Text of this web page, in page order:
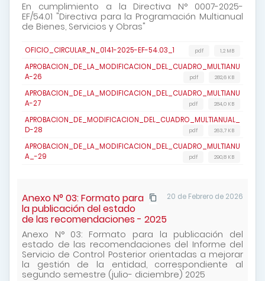
En cumplimiento a la Directiva N° 0007-2025-
EF/54.01 "Directiva para la Programación Multianual
de Bienes, Servicios y Obras"
OFICIO_CIRCULAR_N_0141-2025-EF-54.03_1 1,2 MB
pdf
APROBACION_DE_LA_MODIFICACION_DEL_CUADRO_MULTIANU
A-26
282,6 KB
pdf
APROBACION_DE_LA_MODIFICACION_DEL_CUADRO_MULTIANU
A-27
284,0 KB
pdf
APROBACION_DE_MODIFICACION_DEL_CUADRO_MULTIANUAL_
D-28
263,7 KB
pdf
APROBACION_DE_LA_MODIFICACION_DEL_CUADRO_MULTIANU
A_-29
290,8 KB
pdf
20 de Febrero de 2026
Anexo N° 03: Formato para
la publicación del estado
de las recomendaciones - 2025
Anexo N° 03: Formato para la publicación del
estado de las recomendaciones del Informe del
Servicio de Control Posterior orientadas a mejorar
la gestión de la entidad, correspondiente al
segundo semestre (julio- diciembre) 2025